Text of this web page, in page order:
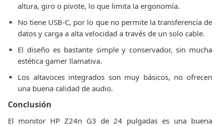
altura, giro o pivote, lo que limita la ergonomía.
No tiene USB-C, por lo que no permite la transferencia de
datos y carga a alta velocidad a través de un solo cable.
El diseño es bastante simple y conservador, sin mucha
estética gamer llamativa.
Los altavoces integrados son muy básicos, no ofrecen
una buena calidad de audio.
Conclusión
El monitor HP Z24n G3 de 24 pulgadas es una buena